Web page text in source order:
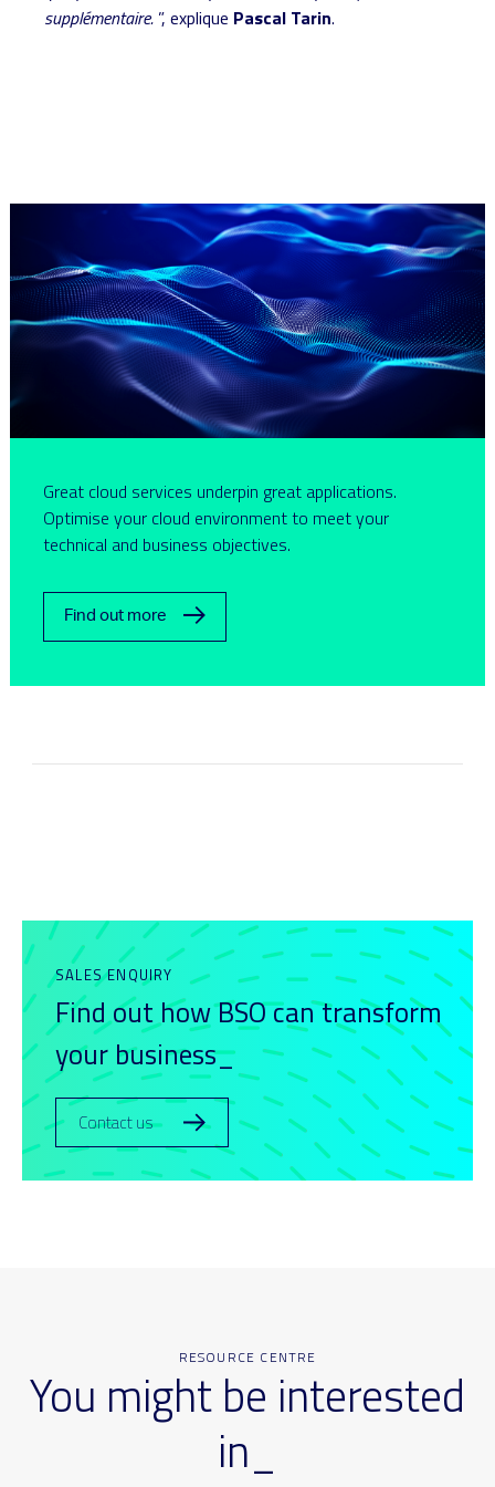
supplémentaire. ”, explique Pascal Tarin.
Great cloud services underpin great applications.
Optimise your cloud environment to meet your
technical and business objectives.
Find out more
SALES ENQUIRY
Find out how BSO can transform
your business_
Contact us
RESOURCE CENTRE
You might be interested
in_